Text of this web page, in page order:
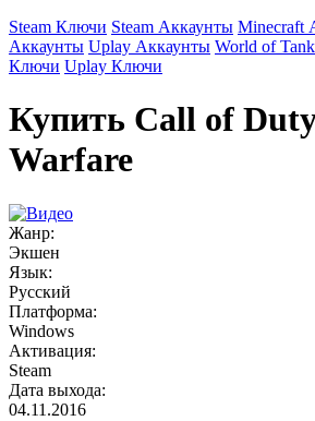
Steam Ключи Steam Аккаунты Minecraft
Аккаунты Uplay Аккаунты World of
Ключи Uplay Ключи
Купить Call of
Warfare
Жанр:
Экшен
Язык:
Русский
Платформа:
Windows
Активация:
Steam
Дата выхода:
04.11.2016